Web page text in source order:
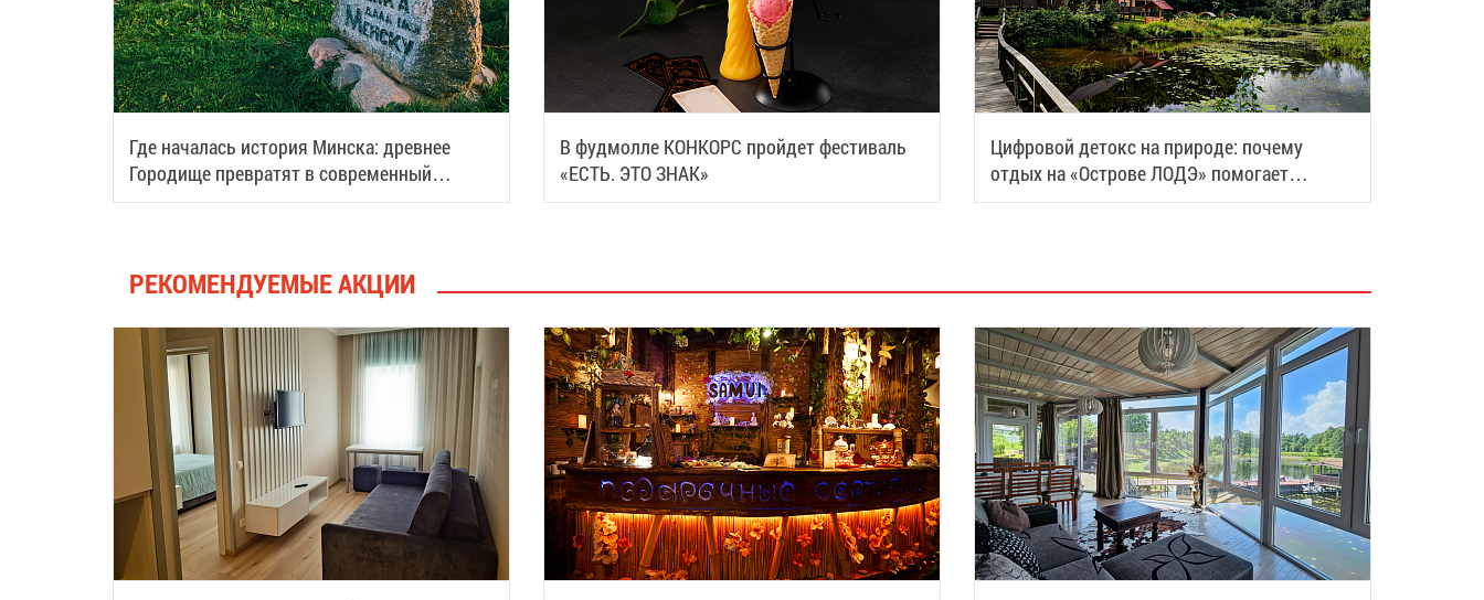
Где началась история Минска: древнее
Городище превратят в современный
туристический центр
В фудмолле КОНКОРС пройдет фестиваль
«ЕСТЬ. ЭТО ЗНАК»
Цифровой детокс на природе: почему
отдых на «Острове ЛОДЭ» помогает
восстановить силы
РЕКОМЕНДУЕМЫЕ АКЦИИ